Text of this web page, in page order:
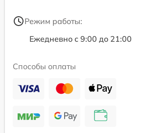
Режим работы:
Ежедневно с 9:00 до 21:00
Способы оплаты